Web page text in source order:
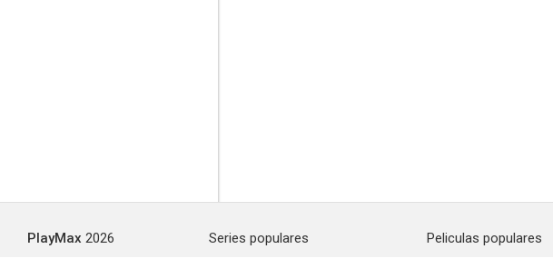
PlayMax 2026
Series populares
Peliculas populares